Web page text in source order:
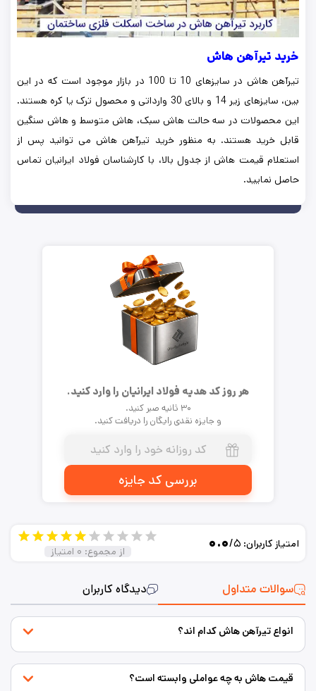
خرید تیرآهن هاش
تیرآهن هاش در سایزهای 10 تا 100 در بازار موجود است که در این
بین، سایزهای زیر 14 و بالای 30 وارداتی و محصول ترک یا کره هستند.
این محصولات در سه حالت هاش سبک، هاش متوسط و هاش سنگین
قابل خرید هستند. به منظور خرید تیرآهن هاش می توانید پس از
استعلام قیمت هاش از جدول بالا، با کارشناسان فولاد ایرانیان تماس
حاصل نمایید.
هر روز کد هدیه فولاد ایرانیان را وارد کنید.
۳۰ ثانیه صبر کنید.
و جایزه نقدی رایگان را دریافت کنید.
بررسی کد جایزه
سوالات متداول دیدگاه کاربران
امتیاز کاربران: ۰.۰/۵
از مجموع: ۰ امتیاز
انواع تیرآهن هاش کدام اند؟
قیمت هاش به چه عواملی وابسته است؟